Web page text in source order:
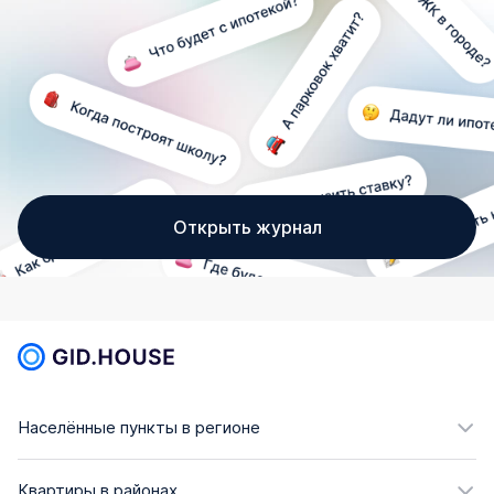
Открыть журнал
Населённые пункты в регионе